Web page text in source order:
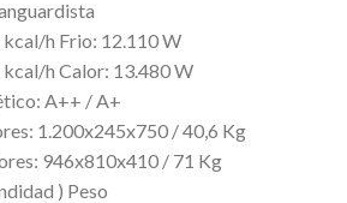
h Frio: 12.110 W
h Calor: 13.480 W
A++ / A+
1.200x245x750 / 40,6 Kg
946x810x410 / 71 Kg
) Peso